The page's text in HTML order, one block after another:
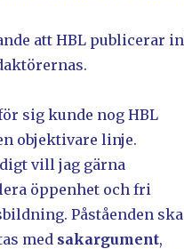
att HBL publicerar
sig kunde nog HBL
objektivare linje.
vill jag gärna
öppenhet och fri
Påståenden ska
med sakargument,